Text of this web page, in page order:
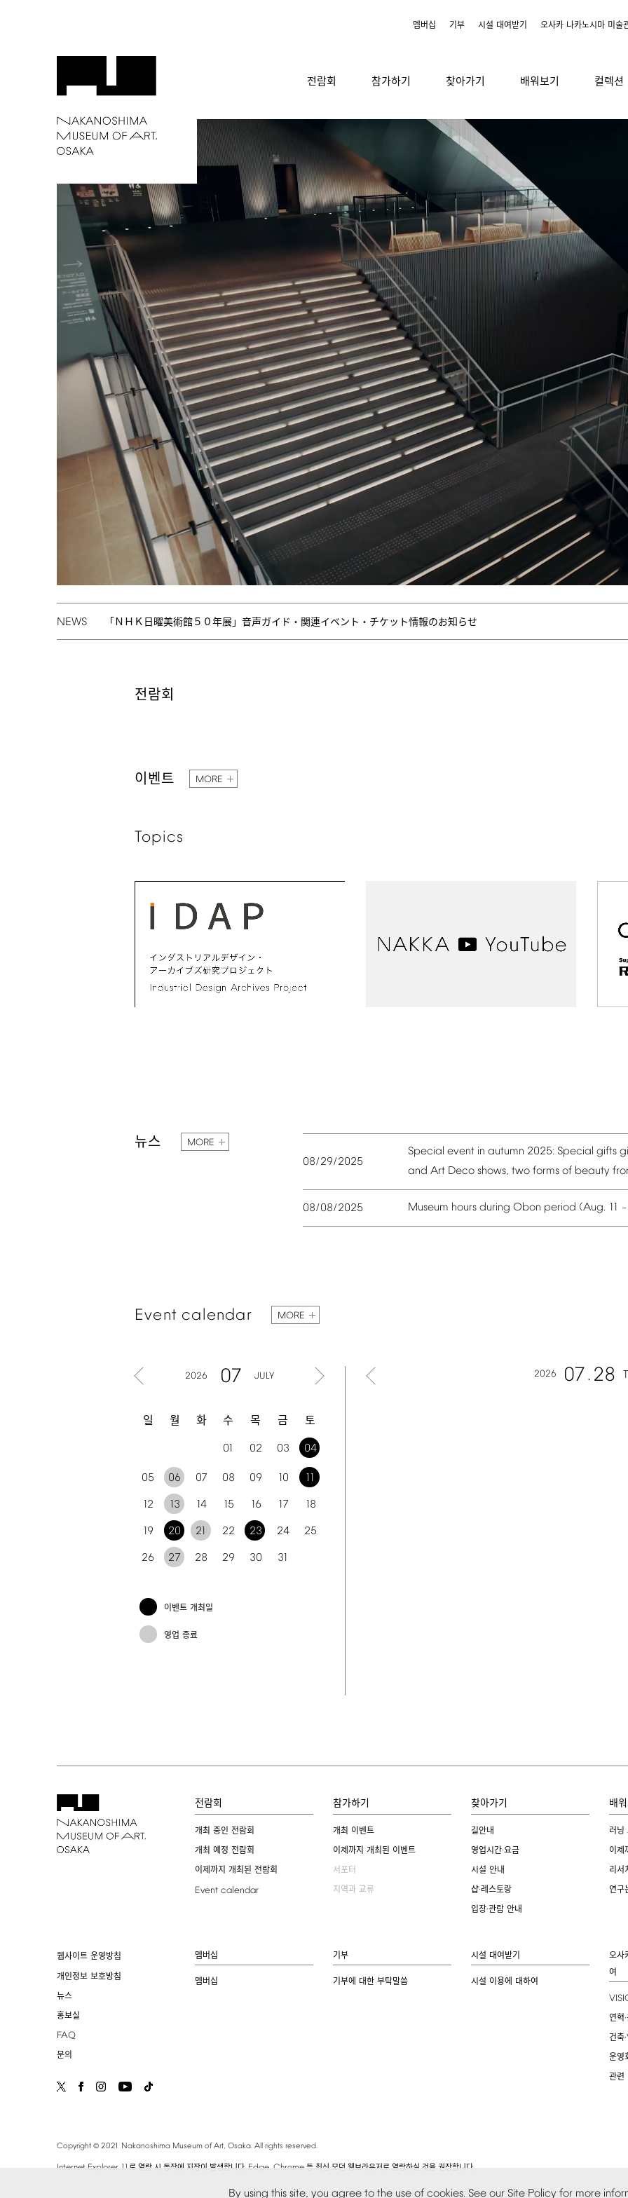
By using this site, you agree to the use of cookies. See our Site Policy for more
멤버십 기부 시설 대여받기 오사카 나카노시마 미술
전람회 참가하기 찾아가기 배워보기 컬렉션
NEWS 「ＮＨＫ日曜美術館５０年展」音声ガイド・関連イベント・チケット情報のお知らせ
전람회
이벤트 MORE
Topics
뉴스 MORE
08/29/2025
Special event in autumn 2025: Special gifts
and Art Deco shows, two forms of beauty
08/08/2025 Museum hours during Obon period (Aug. 11
Event calendar MORE
2026 07 JULY
일 월 화 수 목 금 토
01 02 03 04
05 06 07 08 09 10 11
12 13 14 15 16 17 18
19 20 21 22 23 24 25
26 27 28 29 30 31
이벤트 개최일
영업 종료
2026 07 28
전람회
개최 중인 전람회
개최 예정 전람회
이제까지 개최된 전람회
Event calendar
참가하기
개최 이벤트
이제까지 개최된 이벤트
서포터
지역과 교류
찾아가기
길안내
영업시간·요금
시설 안내
샵·레스토랑
입장·관람 안내
배
러닝
이
리서
연구
웹사이트 운영방침
개인정보 보호방침
뉴스
홍보실
FAQ
문의
멤버십
멤버십
기부
기부에 대한 부탁말씀
시설 대여받기
시설 이용에 대하여
오사
여
연혁
건축·
운영
관련
Copyright© 2021 Nakanoshima Museum of Art, Osaka. All rights reserved.
Internet Explorer 11 로 열람 시 동작에 지장이 발생합니다. Edge, Chrome등 최신 모던 웹브라우저로 열람하실 것을 권장합니다.